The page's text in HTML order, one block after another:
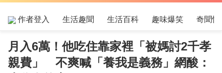
作者登入 生活趣聞 生活百科 趣味爆笑 奇聞怪
月入6萬！他吃住靠家裡「被媽討2千孝
親費」 不爽喊「養我是義務」網酸：